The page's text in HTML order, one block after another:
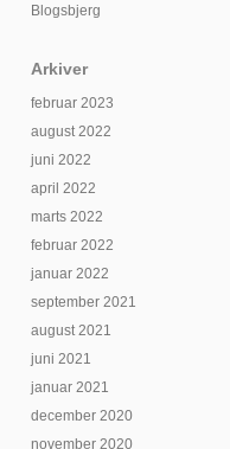
Blogsbjerg
Arkiver
februar 2023
august 2022
juni 2022
april 2022
marts 2022
februar 2022
januar 2022
september 2021
august 2021
juni 2021
januar 2021
december 2020
november 2020